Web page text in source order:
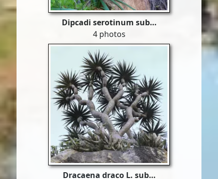
Dipcadi serotinum sub…
4 photos
Dracaena draco L. sub…